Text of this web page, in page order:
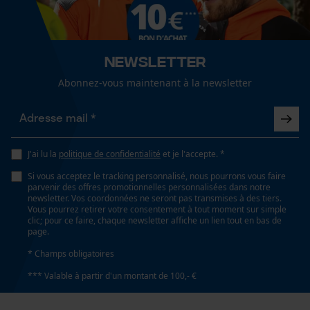
confortable
Résistance à leau
non résistant à l'eau
Conditions météorologiques
dégagé et doux, chaud et sec
Newsletter
Abonnez-vous maintenant à la newsletter
J'ai lu la politique de confidentialité et je l'accepte. *
Si vous acceptez le tracking personnalisé, nous pourrons vous faire
parvenir des offres promotionnelles personnalisées dans notre
newsletter. Vos coordonnées ne seront pas transmises à des tiers.
Vous pourrez retirer votre consentement à tout moment sur simple
clic; pour ce faire, chaque newsletter affiche un lien tout en bas de
page.
* Champs obligatoires
*** Valable à partir d'un montant de 100,- €
Cookies statistiques
Fact-Finder Tracking
Cookies de performance et de
fonctionnalité
Loop54 Personalization